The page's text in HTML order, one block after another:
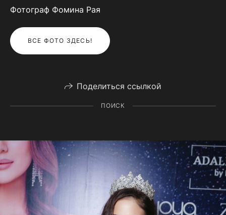
Фотограф Фомина Рая
ВСЕ ФОТО ЗДЕСЬ!
Поделиться ссылкой
ПОИСК